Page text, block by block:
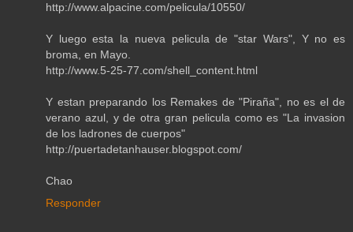
http://www.alpacine.com/pelicula/10550/
Y luego esta la nueva pelicula de "star Wars", Y no es
broma, en Mayo.
http://www.5-25-77.com/shell_content.html
Y estan preparando los Remakes de "Piraña", no es el de
verano azul, y de otra gran pelicula como es "La invasion
de los ladrones de cuerpos"
http://puertadetanhauser.blogspot.com/
Chao
Responder